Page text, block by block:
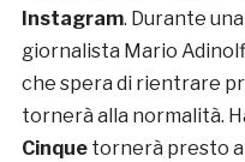
Instagram. Durante
giornalista Mario
che spera di rientrare
tornerà alla normalità.
Cinquetornerà presto